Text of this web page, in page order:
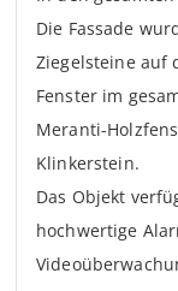
Die Fassade
Ziegelsteine auf
Fenster im
Meranti-
Klinkerstein.
Das Objekt
hochwertige